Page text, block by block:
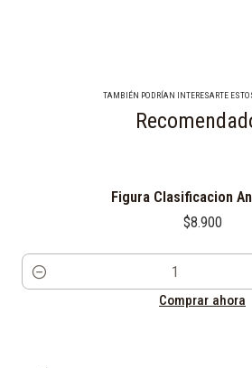
TAMBIÉN PODRÍAN INTERESARTE
Figura Clasificacion
$8.900
Cantidad
Comprar ahora